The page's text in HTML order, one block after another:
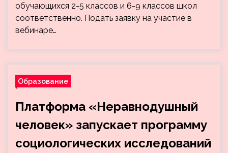
обучающихся 2-5 классов и 6-9 классов школ
соответственно. Подать заявку на участие в
вебинаре…
Образование
Платформа «Неравнодушный
человек» запускает программу
социологических исследований